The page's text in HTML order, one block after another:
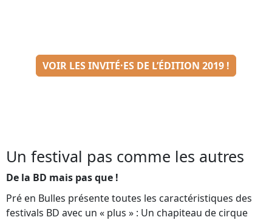
VOIR LES INVITÉ·ES DE L’ÉDITION 2019 !
Un festival pas comme les autres
De la BD mais pas que !
Pré en Bulles présente toutes les caractéristiques des
festivals BD avec un « plus » : Un chapiteau de cirque